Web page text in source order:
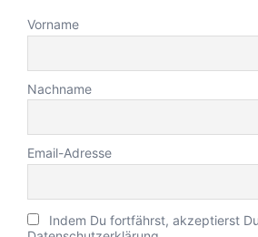
Vorname
Nachname
Email-Adresse
Indem Du fortfährst, akzeptierst